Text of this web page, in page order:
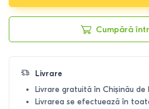
Cumpără
Livrare
Livrare gratuită în Chișinău de
Livrarea se efectuează în